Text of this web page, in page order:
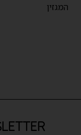
המגזין